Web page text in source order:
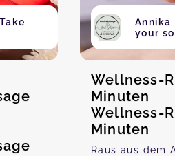
Annika
your
Wellness-
Minuten
Wellness-
Minuten
Raus aus dem